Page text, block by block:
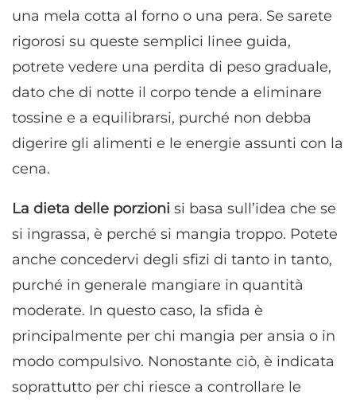
una mela cotta al forno o una pera. Se sarete
rigorosi su queste semplici linee guida,
potrete vedere una perdita di peso graduale,
dato che di notte il corpo tende a eliminare
tossine e a equilibrarsi, purché non debba
digerire gli alimenti e le energie assunti con la
cena.
La dieta delle porzioni si basa sull’idea che se
si ingrassa, è perché si mangia troppo. Potete
anche concedervi degli sfizi di tanto in tanto,
purché in generale mangiare in quantità
moderate. In questo caso, la sfida è
principalmente per chi mangia per ansia o in
modo compulsivo. Nonostante ciò, è indicata
soprattutto per chi riesce a controllare le